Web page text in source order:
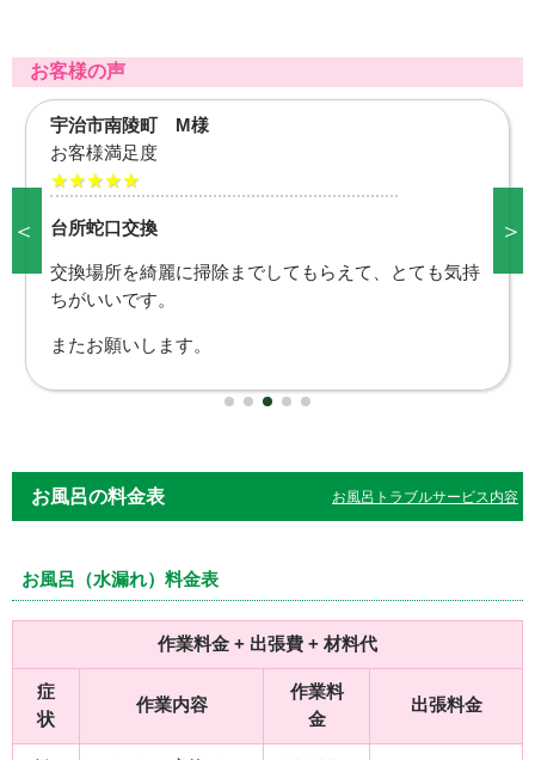
お客様の声
向日市寺戸町 A様
お客様満足度
★★★★★
蛇口交換
すぐに交換してもらえたので、安心出来ました。
＜ ＞
お風呂の料金表 お風呂トラブルサービス内容
お風呂（水漏れ）料金表
作業料金 + 出張費 + 材料代
症
状
作業内容
作業料
金
出張料金